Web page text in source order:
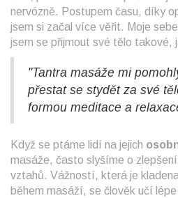
nervózně. Postupem času, díky
jsem si začal více věřit. Moje
jsem se přijmout své tělo takové,
"Tantra masáže mi
přestat se stydět za své
formou meditace a
Když se ptáme lidí na jejich
masáže, často slyšíme o
vztahů. Vážností, která je
během masáží, se člověk učí